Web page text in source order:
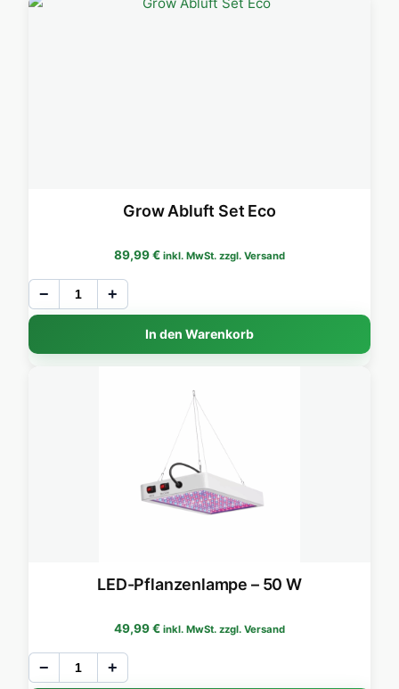
Grow Abluft Set Eco
89,99€ inkl. MwSt. zzgl. Versand
− +
In den Warenkorb
LED-Pflanzenlampe – 50 W
49,99€ inkl. MwSt. zzgl. Versand
− +